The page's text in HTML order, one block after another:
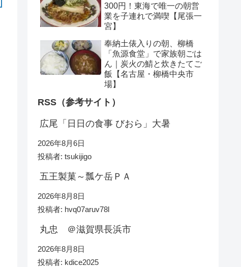
300円！東海で唯一の朝営
業を子連れで満喫【尾張一
宮】
奉納土俵入りの朝、柳橋
「魚源食堂」で家族朝ごは
ん｜炭火の鯖と炊きたてご
飯【名古屋・柳橋中央市
場】
RSS（参考サイト）
広尾「日日の食事 びおら」大暑
2026年8月6日
投稿者: tsukijigo
五王製菓～瓢ケ岳ＰＡ
2026年8月8日
投稿者: hvq07aruv78l
丸忠 ＠滋賀県長浜市
2026年8月8日
投稿者: kdice2025